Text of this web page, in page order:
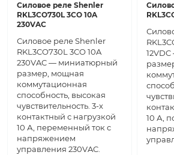
Силовое реле Shenler
RKL3CO730L 3CO 10A
230VAC
Силовое реле Shenler
RKL3CO730L 3CO 10A
230VAC — миниатюрный
размер, мощная
коммутационная
способность, высокая
чувствительность. 3-х
контактный с нагрузкой
10 А, переменный ток с
напряжением
управления 230VAC.
10 А,